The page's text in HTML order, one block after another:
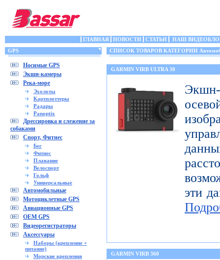
ГЛАВНАЯ НОВОСТИ СТАТЬИ
НАШ
GPS
Носимые GPS
Экшн-камеры
Река-море
Эхолоты
Картплоттеры
Радары
Panoptix
Дрессировка и слежение за
собаками
Спорт, Фитнес
Бег
Фитнес
Плавание
Велоспорт
Гольф
Универсальные
Автомобильные
Мотоциклетные GPS
Авиационные GPS
OEM GPS
Видеорегистраторы
Аксессуары
Наборы (крепление +
питание)
Морские крепления
СПИСОК ТОВАРОВ КАТЕГОРИИ
GARMIN VIRB ULTRA 30
эти
GARMIN VIRB 360